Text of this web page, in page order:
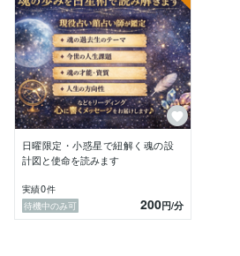
■ こんな方におすすめ
・同じ失敗や恋愛パターンを繰り返
・今世、自分が生まれてきた本当
・小惑星を用いた深い占星術の世界
・魂の歩みや過去生からの流れに興
■ 鑑定スタイル
電話鑑定（ココナラアプリを使用し
日曜日限定の完全予約制
事前にホロスコープを分析してか
■ ご予約時にお知らせください
・生年月日
日曜限定・小惑星で紐解く魂の設
計図と使命を読みます
実績0件
待機中のみ可
200円/分